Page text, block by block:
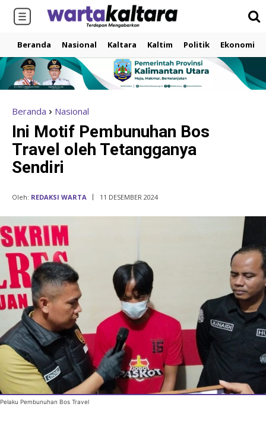
Beranda Nasional Kaltara Kaltim Politik Ekonomi
Beranda Nasional
Ini Motif Pembunuhan Bos
Travel oleh Tetangganya
Sendiri
Oleh: REDAKSI WARTA 11 DESEMBER 2024
Pelaku Pembunuhan Bos Travel